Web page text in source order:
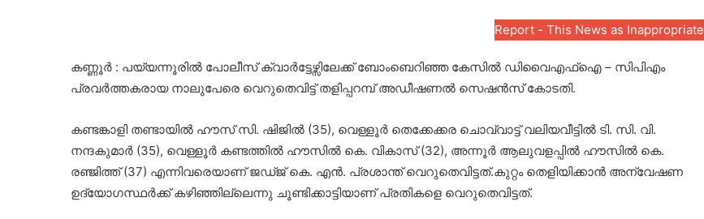
Report - This News as Inappropriate
കണ്ണൂർ : പയ്യന്നൂരിൽ പോലീസ് ക്വാർട്ടേഴ്സിലേക്ക് ബോംബെറിഞ്ഞ കേസിൽ ഡിവൈഎഫ്ഐ – സിപിഎം
പ്രവർത്തകരായ നാലുപേരെ വെറുതെവിട്ട് തളിപ്പറമ്പ് അഡീഷണൽ സെഷൻസ് കോടതി.
കണ്ടങ്കാളി തണ്ടായിൽ ഹൗസ് സി. ഷിജിൽ (35), വെള്ളൂർ തെക്കേക്കര ചൊവ്വാട്ട് വലിയവീട്ടിൽ ടി. സി. വി.
നന്ദകുമാർ (35), വെള്ളൂർ കണ്ടത്തിൽ ഹൗസിൽ കെ. വികാസ് (32), അന്നൂർ ആലുവളപ്പിൽ ഹൗസിൽ കെ.
രഞ്ജിത്ത് (37) എന്നിവരെയാണ് ജഡ്ജ് കെ. എൻ. പ്രശാന്ത് വെറുതെവിട്ടത്.കുറ്റം തെളിയിക്കാൻ അന്വേഷണ
ഉദ്യോഗസ്ഥർക്ക് കഴിഞ്ഞില്ലെന്നു ചൂണ്ടിക്കാട്ടിയാണ് പ്രതികളെ വെറുതെവിട്ടത്.